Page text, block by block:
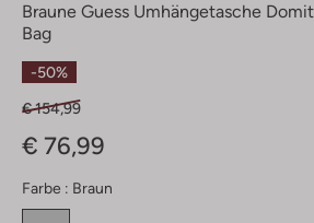
Braune Guess Umhängetasche
Bag
-50%
€ 154,99
€ 76,99
Farbe : Braun